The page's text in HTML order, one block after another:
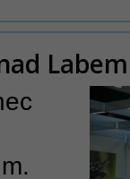
Labem